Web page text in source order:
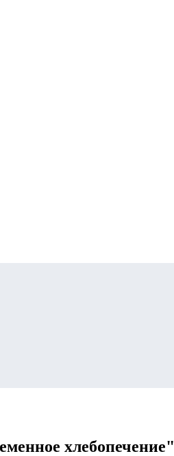
хлебопечение"